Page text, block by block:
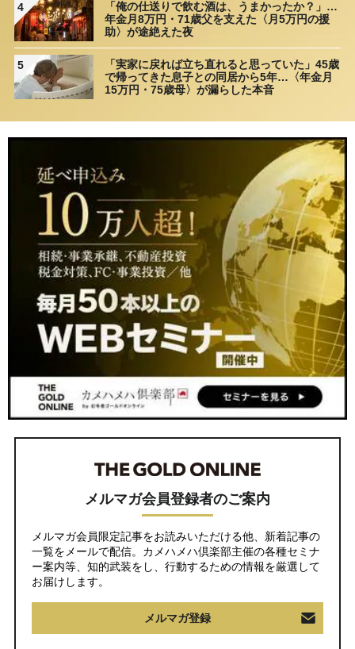
4
「俺の仕送りで飲む酒は、うまかったか？」…
年金月8万円・71歳父を支えた〈月5万円の援
助〉が途絶えた夜
5
「実家に戻れば立ち直れると思っていた」45歳
で帰ってきた息子との同居から5年…〈年金月
15万円・75歳母〉が漏らした本音
メルマガ会員登録者のご案内
メルマガ会員限定記事をお読みいただける他、新着記事の
一覧をメールで配信。カメハメハ倶楽部主催の各種セミナ
ー案内等、知的武装をし、行動するための情報を厳選して
お届けします。
メルマガ登録